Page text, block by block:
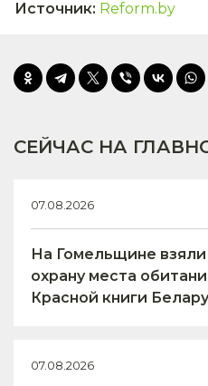
Источник: Reform.by
СЕЙЧАС НА
07.08.2026
На Гомельщине
охрану места
Красной книги
07.08.2026